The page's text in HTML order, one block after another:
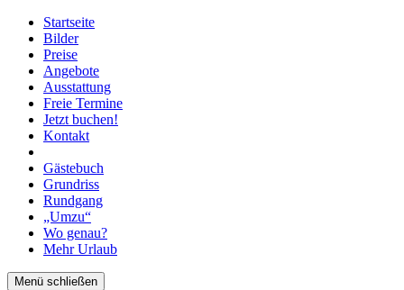
Startseite
Bilder
Preise
Angebote
Ausstattung
Freie Termine
Jetzt buchen!
Kontakt
Gästebuch
Grundriss
Rundgang
„Umzu“
Wo genau?
Mehr Urlaub
Menü schließen